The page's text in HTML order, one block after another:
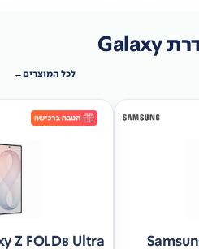
מכירה מוקדמת סדרת Galaxy
לכל המוצרים
Z FOLD8 Ultra